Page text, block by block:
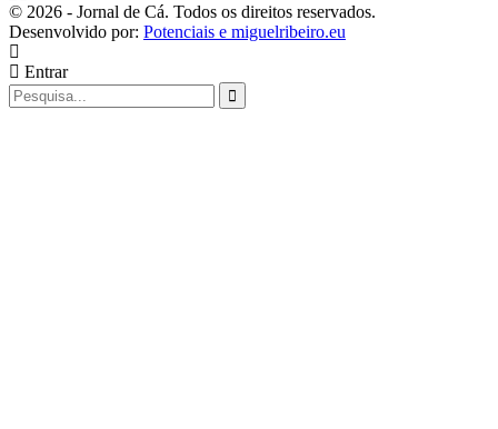
© 2026 - Jornal de Cá. Todos os direitos reservados.
Desenvolvido por: Potenciais e miguelribeiro.eu
Entrar